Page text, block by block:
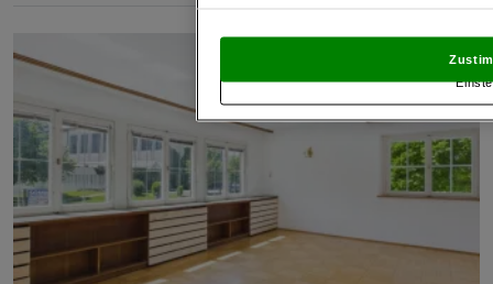
und Widerspruch gegen die Verarbeitung auf der
„Cookie Einstellungen“, die sich auf jeder Seite
Wir und unsere Partner verarbeiten
Verwendung genauer Standortdaten.
Zugriff auf Informationen auf einem Endgerät.
und der Performance von Inhalten,
Liste der Partner (Lieferanten)